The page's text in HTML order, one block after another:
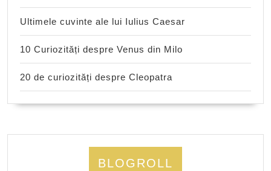
Ultimele cuvinte ale lui Iulius Caesar
10 Curiozități despre Venus din Milo
20 de curiozități despre Cleopatra
BLOGROLL